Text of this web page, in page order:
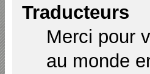
Traducteurs
Merci pour
au monde